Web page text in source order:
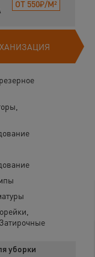
ОТ 550₽/М²
уборки